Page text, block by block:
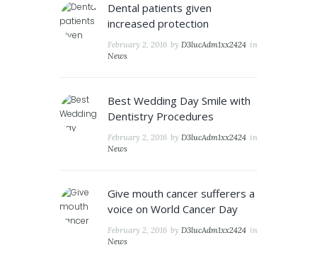
Dental patients given
increased protection
February 2, 2016 by D3lucAdm1xx2424 in
News
Best Wedding Day Smile with
Dentistry Procedures
February 2, 2016 by D3lucAdm1xx2424 in
News
Give mouth cancer sufferers a
voice on World Cancer Day
February 2, 2016 by D3lucAdm1xx2424 in
News